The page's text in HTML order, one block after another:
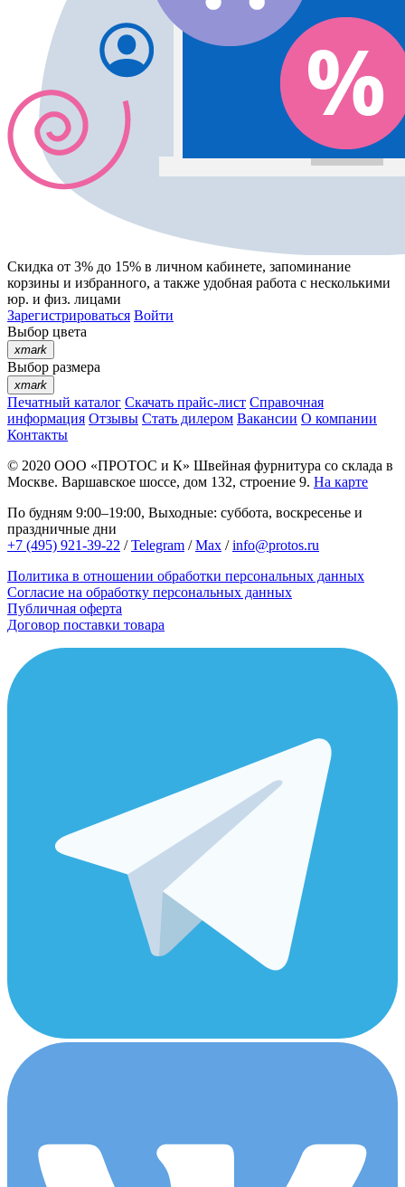
Скидка от 3% до 15% в личном кабинете, запоминание
корзины и избранного, а также удобная работа с несколькими
юр. и физ. лицами
Зарегистрироваться Войти
Выбор цвета
xmark
Выбор размера
xmark
Печатный каталог Скачать прайс-лист Справочная
информация Отзывы Стать дилером Вакансии О компании
Контакты
© 2020 ООО «ПРОТОС и К» Швейная фурнитура со склада в
Москве. Варшавское шоссе, дом 132, строение 9. На карте
По будням 9:00–19:00, Выходные: суббота, воскресенье и
праздничные дни
+7 (495) 921-39-22 /Telegram /Max /info@protos.ru
Политика в отношении обработки персональных данных
Согласие на обработку персональных данных
Публичная оферта
Договор поставки товара